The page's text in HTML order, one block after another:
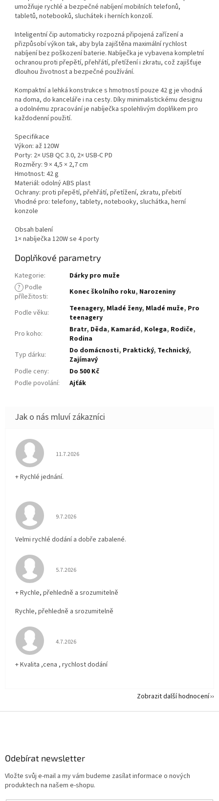
umožňuje rychlé a bezpečné nabíjení mobilních telefonů,
tabletů, notebooků, sluchátek i herních konzolí.
Inteligentní čip automaticky rozpozná připojená zařízení a
přizpůsobí výkon tak, aby byla zajištěna maximální rychlost
nabíjení bez poškození baterie. Nabíječka je vybavena kompletní
ochranou proti přepětí, přehřátí, přetížení i zkratu, což zajišťuje
dlouhou životnost a bezpečné používání.
Kompaktní a lehká konstrukce s hmotností pouze 42 g je vhodná
na doma, do kanceláře i na cesty. Díky minimalistickému designu
a odolnému zpracování je nabíječka spolehlivým doplňkem pro
každodenní použití.
Specifikace
Výkon: až 120W
Porty: 2× USB QC 3.0, 2× USB-C PD
Rozměry: 9 × 4,5 × 2,7 cm
Hmotnost: 42 g
Materiál: odolný ABS plast
Ochrany: proti přepětí, přehřátí, přetížení, zkratu, přebití
Vhodné pro: telefony, tablety, notebooky, sluchátka, herní
konzole
Obsah balení
1× nabíječka 120W se 4 porty
Doplňkové parametry
Kategorie:
Dárky pro muže
? Podle
příležitosti: Konec školního roku, Narozeniny
Podle věku: Teenagery, Mladé ženy, Mladé muže, Pro
teenagery
Pro koho: Bratr, Děda, Kamarád, Kolega, Rodiče,
Rodina
Typ dárku: Do domácnosti, Praktický, Technický,
Zajímavý
Podle ceny:
Do 500 Kč
Podle povolání: Ajťák
Hodnocení obchodu je 5 z 5 hvězdiček.
11.7.2026
+ Rychlé jednání.
Hodnocení obchodu je 5 z 5 hvězdiček.
9.7.2026
Velmi rychlé dodání a dobře zabalené.
Hodnocení obchodu je 5 z 5 hvězdiček.
5.7.2026
+ Rychle, přehledně a srozumitelně
Rychle, přehledně a srozumitelně
Hodnocení obchodu je 5 z 5 hvězdiček.
4.7.2026
+ Kvalita ,cena , rychlost dodání
Zobrazit další hodnocení
Odebírat newsletter
Vložte svůj e-mail a my vám budeme zasílat informace o nových
produktech na našem e-shopu.